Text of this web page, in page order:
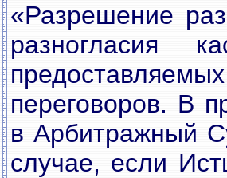
«Разрешение
разногласия
переговоров. В
в Арбитражный
случае, если